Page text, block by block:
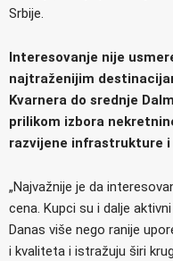
Srbije.
Interesovanje nije
najtraženijim
Kvarnera do srednje
prilikom izbora
razvijene infrastrukture i
„Najvažnije je da
cena. Kupci su i dalje
Danas više nego ranije
i kvaliteta i istražuju širi